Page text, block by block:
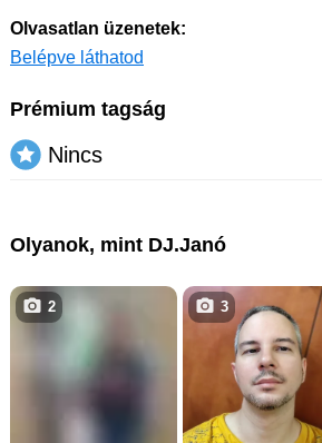
Olvasatlan üzenetek:
Belépve láthatod
Prémium tagság
Nincs
Olyanok, mint DJ.Janó
2 3